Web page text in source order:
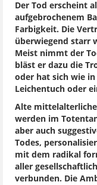
Der Tod erscheint
aufgebrochenem
Farbigkeit. Die
überwiegend starr
Meist nimmt der
bläst er dazu die
oder hat sich wie
Leichentuch oder
Alte
werden im
aber auch
Todes,
mit dem radikal
aller
verbunden. Die